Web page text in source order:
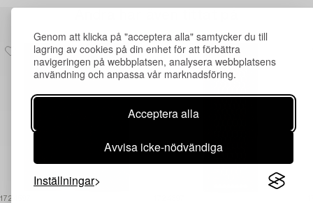
Genom att klicka på "acceptera alla" samtycker du till
lagring av cookies på din enhet för att förbättra
navigeringen på webbplatsen, analysera webbplatsens
användning och anpassa vår marknadsföring.
Acceptera alla
Avvisa icke-nödvändiga
Inställningar
1724597